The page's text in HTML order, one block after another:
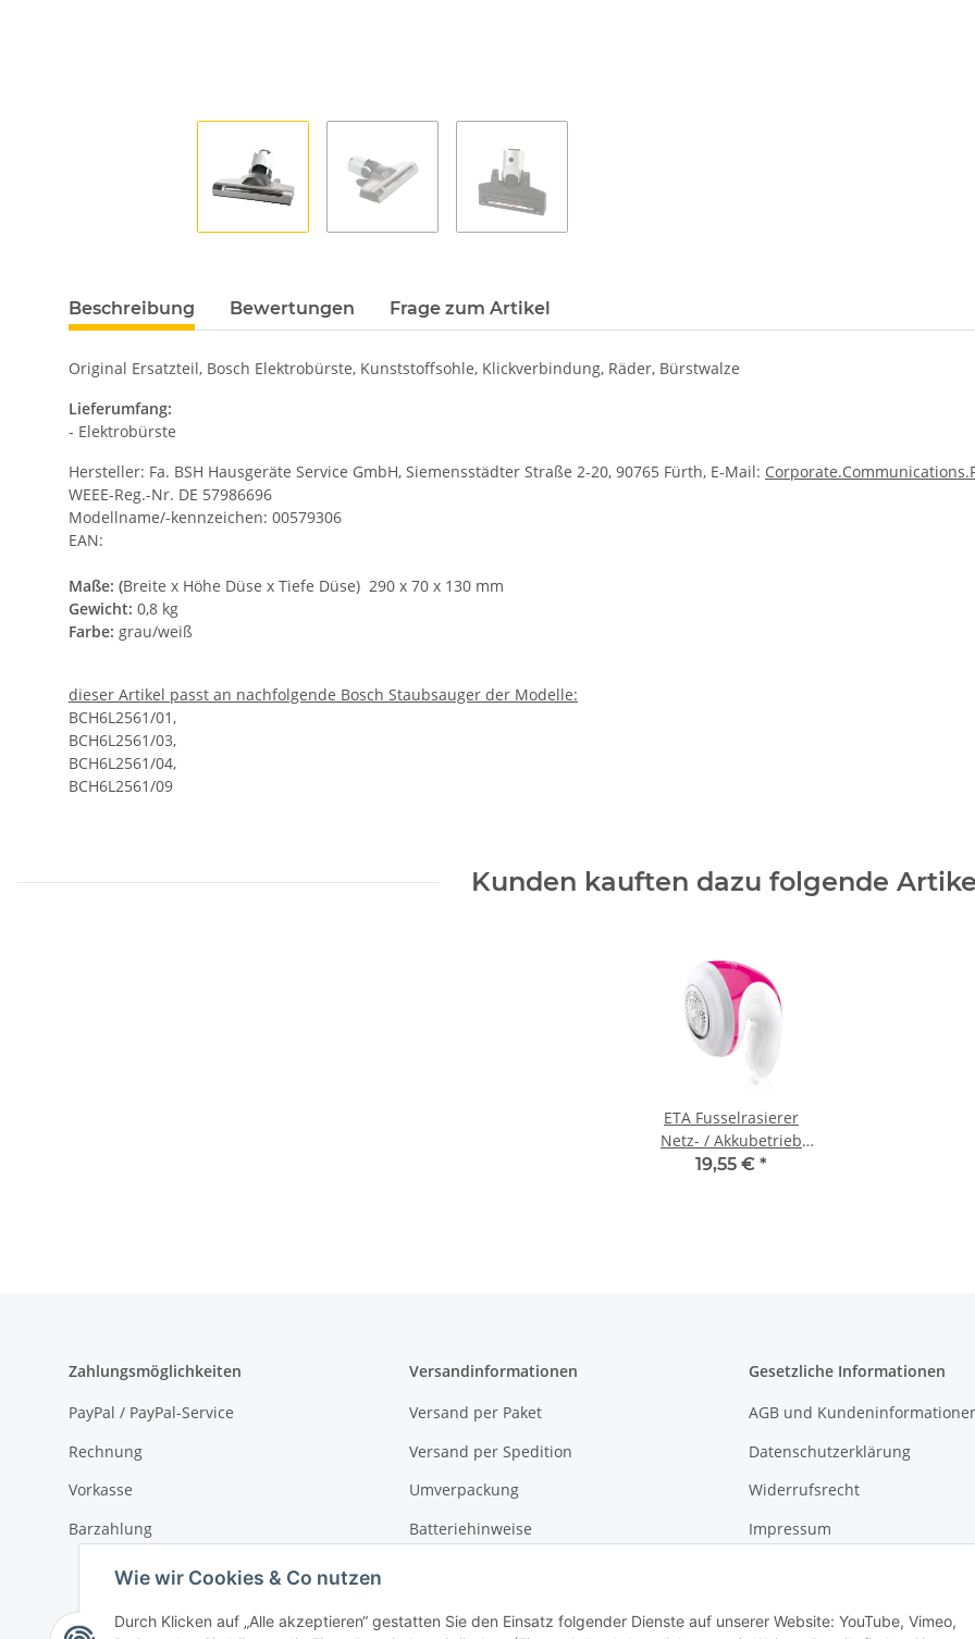
Wie wir Cookies & Co nutzen
Durch Klicken auf „Alle akzeptieren“ gestatten Sie den Einsatz folgender Dienste auf unserer Website: YouTube, Vimeo,
Beschreibung Bewertungen Frage zum Artikel
Original Ersatzteil, Bosch Elektrobürste, Kunststoffsohle, Klickverbindung, Räder, Bürstwalze
Lieferumfang:
- Elektrobürste
Hersteller: Fa. BSH Hausgeräte Service GmbH, Siemensstädter Straße 2-20, 90765 Fürth, E-Mail:
WEEE-Reg.-Nr. DE 57986696
Modellname/-kennzeichen: 00579306
EAN:
Maße: (Breite x Höhe Düse x Tiefe Düse) 290 x 70 x 130 mm
Gewicht: 0,8 kg
Farbe: grau/weiß
dieser Artikel passt an nachfolgende Bosch Staubsauger der Modelle:
BCH6L2561/01,
BCH6L2561/03,
BCH6L2561/04,
BCH6L2561/09
Kunden kauften dazu folgende
ETA Fusselrasierer
Netz- / Akkubetrieb
Linty 1260 weiß/rosa
19,55 € *
Zahlungsmöglichkeiten
PayPal / PayPal-Service
Rechnung
Vorkasse
Barzahlung
Versandinformationen
Versand per Paket
Versand per Spedition
Umverpackung
Batteriehinweise
Gesetzliche Informationen
AGB und
Datenschutzerklärung
Widerrufsrecht
Impressum